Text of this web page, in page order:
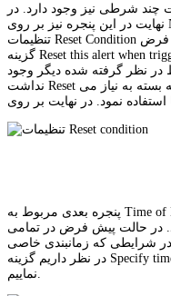
چند شرطی نیز وجود دارد. در
نهایت در این پنجره نیز بر روی Next کلیک می نماییم. در پنجره بعدی
تنظیمات Reset Condition قرار دارد. در این قسمت در حالت پیش فرض
گزینه Reset this alert when trigger condition is no longer true انتخاب شده
نظر گرفته شده دیگر وجود
نداشت Reset انجام گیرد. حالت های دیگر نیز وجود دارد که بسته به نیاز می
پنجره بعدی مربوط به Time of Day می باشد که می توان مشخص نمود که
در حالت پیش فرض در تمامی
شرایطی که زمانبندی خاصی
در نظر داریم گزینه Specify time of day schedule for this alert را انتخاب می